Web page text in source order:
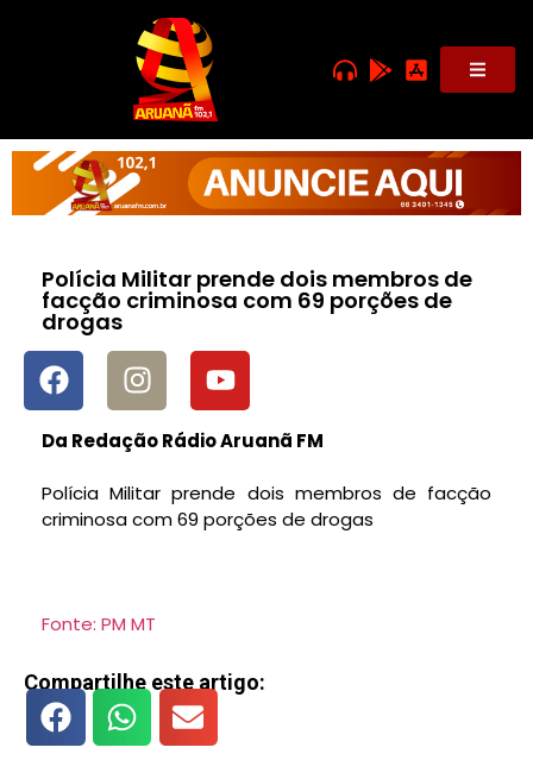
Polícia Militar prende dois membros de
facção criminosa com 69 porções de
drogas
Da Redação Rádio Aruanã FM
Polícia Militar prende dois membros de facção
criminosa com 69 porções de drogas
Fonte: PM MT
Compartilhe este artigo: